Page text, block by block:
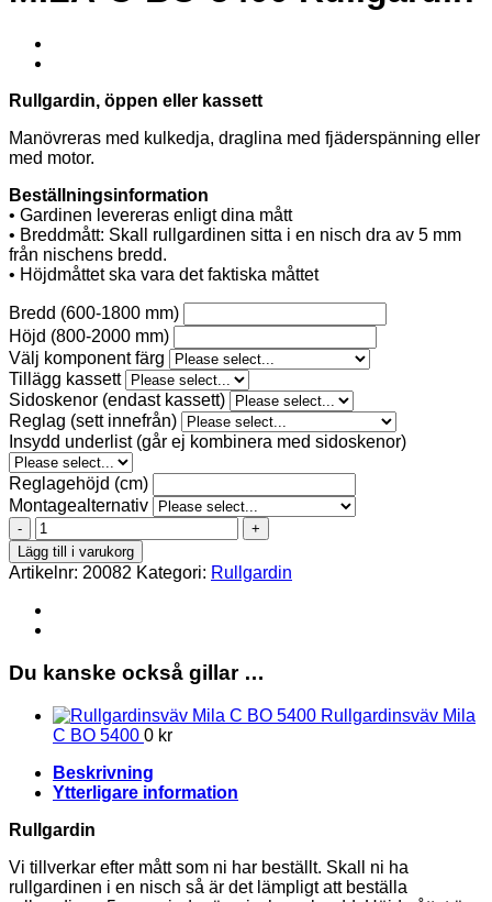
Rullgardin, öppen eller kassett
Manövreras med kulkedja, draglina med fjäderspänning eller
med motor.
Beställningsinformation
• Gardinen levereras enligt dina mått
• Breddmått: Skall rullgardinen sitta i en nisch dra av 5 mm
från nischens bredd.
• Höjdmåttet ska vara det faktiska måttet
Bredd (600-1800 mm)
Höjd (800-2000 mm)
Välj komponent färg
Tillägg kassett
Sidoskenor (endast kassett)
Reglag (sett innefrån)
Insydd underlist (går ej kombinera med sidoskenor)
Reglagehöjd (cm)
Montagealternativ
MILA-
C-
BO-
5400
Rullgardin
mängd
Lägg till i varukorg
Artikelnr: 20082 Kategori: Rullgardin
Du kanske också gillar …
Rullgardinsväv Mila
C BO 5400 0 kr
Beskrivning
Ytterligare information
Rullgardin
Vi tillverkar efter mått som ni har beställt. Skall ni ha
rullgardinen i en nisch så är det lämpligt att beställa